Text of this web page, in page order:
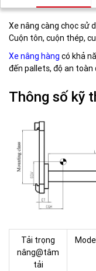
Xe nâng càng chọc sử
Cuộn tôn, cuộn thép,
Xe nâng hàng có khả
đến pallets, độ an toàn
Thông số kỹ
Tải trọng
nâng@tâm
tải